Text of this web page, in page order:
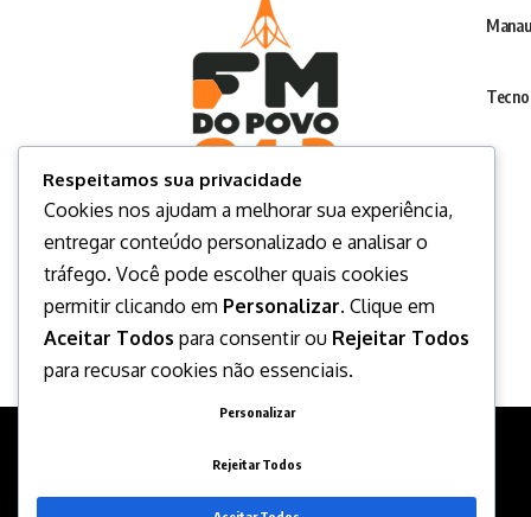
Respeitamos sua privacidade
Cookies nos ajudam a melhorar sua experiência,
entregar conteúdo personalizado e analisar o
tráfego. Você pode escolher quais cookies
permitir clicando em Personalizar. Clique em
Aceitar Todos para consentir ou Rejeitar Todos
para recusar cookies não essenciais.
Personalizar
Rejeitar Todos